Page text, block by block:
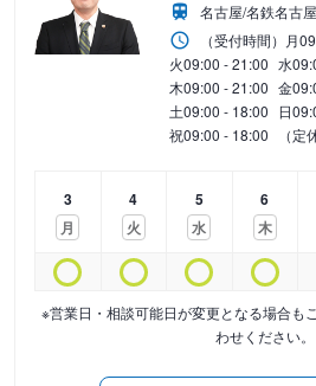
名古屋/名鉄名古
（受付時間） 月
火09:00 - 21:00 水
木09:00 - 21:00 金
土09:00 - 18:00 日
祝09:00 - 18:00 （定
3
月
4
火
5
水
6
木
※営業日・相談可能日が変更となる場合も
わせください。